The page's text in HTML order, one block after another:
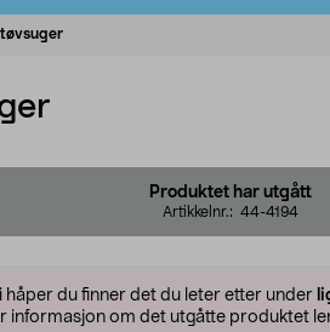
Produktet har utgått
Artikkelnr.: 44-4194
håper du finner det du leter etter under
informasjon om det utgåtte produktet